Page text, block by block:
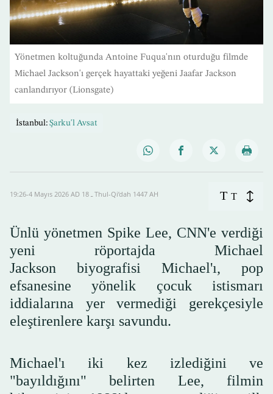
Yönetmen koltuğunda Antoine Fuqua'nın oturduğu filmde
Michael Jackson'ı gerçek hayattaki yeğeni Jaafar Jackson
canlandırıyor (Lionsgate)
İstanbul: Şarku'l Avsat
19:26-4 Mayıs 2026 AD ـ 18 Thul-Qi’dah 1447 AH T T
Ünlü yönetmen Spike Lee, CNN'e verdiği
yeni röportajda Michael
Jackson biyografisi Michael'ı, pop
efsanesine yönelik çocuk istismarı
iddialarına yer vermediği gerekçesiyle
eleştirenlere karşı savundu.
Michael'ı iki kez izlediğini ve
"bayıldığını" belirten Lee, filmin